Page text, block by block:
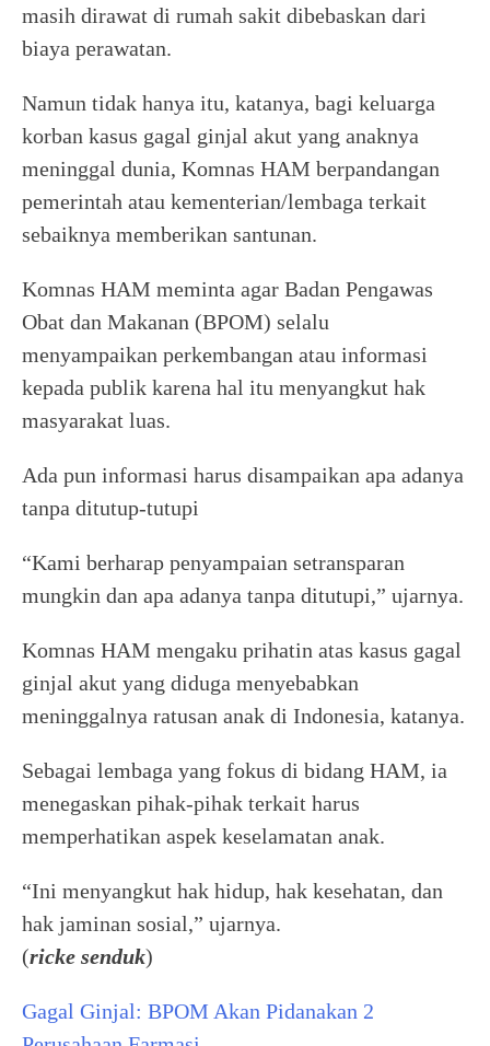
masih dirawat di rumah sakit dibebaskan dari
biaya perawatan.
Namun tidak hanya itu, katanya, bagi keluarga
korban kasus gagal ginjal akut yang anaknya
meninggal dunia, Komnas HAM berpandangan
pemerintah atau kementerian/lembaga terkait
sebaiknya memberikan santunan.
Komnas HAM meminta agar Badan Pengawas
Obat dan Makanan (BPOM) selalu
menyampaikan perkembangan atau informasi
kepada publik karena hal itu menyangkut hak
masyarakat luas.
Ada pun informasi harus disampaikan apa adanya
tanpa ditutup-tutupi
“Kami berharap penyampaian setransparan
mungkin dan apa adanya tanpa ditutupi,” ujarnya.
Komnas HAM mengaku prihatin atas kasus gagal
ginjal akut yang diduga menyebabkan
meninggalnya ratusan anak di Indonesia, katanya.
Sebagai lembaga yang fokus di bidang HAM, ia
menegaskan pihak-pihak terkait harus
memperhatikan aspek keselamatan anak.
“Ini menyangkut hak hidup, hak kesehatan, dan
hak jaminan sosial,” ujarnya.
(ricke senduk)
Gagal Ginjal: BPOM Akan Pidanakan 2